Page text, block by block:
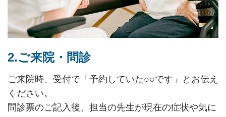
2.ご来院・問診
ご来院時、受付で「予約していた○○です」とお伝え
ください。
問診票のご記入後、担当の先生が現在の症状や気に